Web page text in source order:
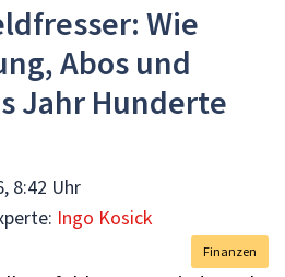
Wie
Abos und
Jahr Hunderte
8:42 Uhr
Ingo Kosick
Finanzen